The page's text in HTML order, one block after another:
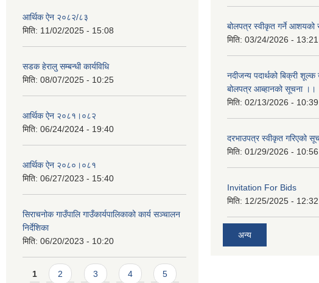
आर्थिक ऐन २०८२/८३
मिति: 11/02/2025 - 15:08
सडक हेरालु सम्बन्धी कार्यविधि
मिति: 08/07/2025 - 10:25
आर्थिक ऐन २०८१।०८२
मिति: 06/24/2024 - 19:40
आर्थिक ऐन २०८०।०८१
मिति: 06/27/2023 - 15:40
सिराचनोक गाउँपालि गाउँकार्यपालिकाको कार्य सञ्चालन
निर्देशिका
मिति: 06/20/2023 - 10:20
Pages
1 2 3 4 5
बोलपत्र स्वीकृत गर्ने आशयको
मिति: 03/24/2026 - 13:21
नदीजन्य पदार्थको बिक्री शूल्क
बोलपत्र आब्हानको सूचना ।।
मिति: 02/13/2026 - 10:39
दरभाउपत्र स्वीकृत गरिएको
मिति: 01/29/2026 - 10:56
Invitation For Bids
मिति: 12/25/2025 - 12:32
अन्य